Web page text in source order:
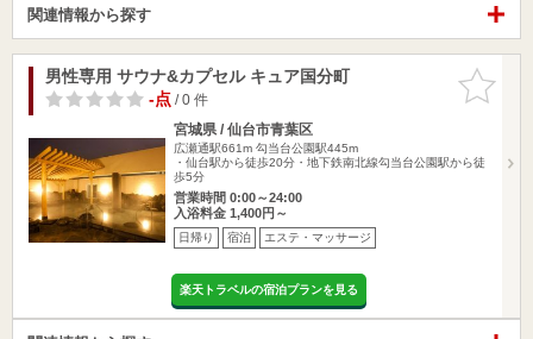
関連情報から探す
お気に入
りに追加
男性専用 サウナ&カプセル キュア国分町
-点/ 0 件
宮城県 / 仙台市青葉区
広瀬通駅661m 勾当台公園駅445m
・仙台駅から徒歩20分・地下鉄南北線勾当台公園駅から徒
歩5分
営業時間 0:00～24:00
入浴料金 1,400円～
日帰り 宿泊 エステ・マッサージ
楽天トラベルの宿泊プランを見る